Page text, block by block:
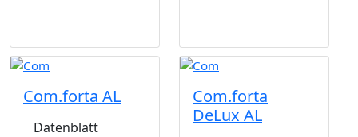
Com.forta AL
Datenblatt
Com.forta
DeLux AL